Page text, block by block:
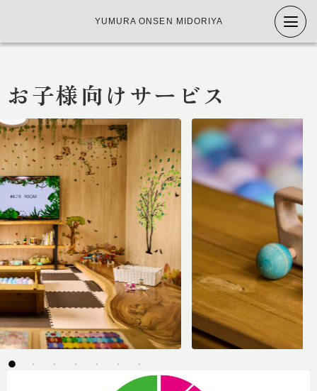
YUMURA ONSEN MIDORIYA
トップ
特徴
温泉
客室
お子様向けサービス